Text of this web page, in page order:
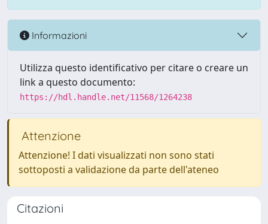
Informazioni
Utilizza questo identificativo per citare o creare un
link a questo documento:
https://hdl.handle.net/11568/1264238
Attenzione
Attenzione! I dati visualizzati non sono stati
sottoposti a validazione da parte dell'ateneo
Citazioni